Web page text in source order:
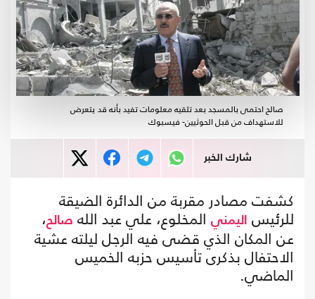
صالح احتمى بالمسجد بعد تلقيه معلومات تفيد بأنه قد يتعرض
للاستهداف من قبل الحوثيين- فيسبوك
شارك الخبر
كشفت مصادر مقربة من الدائرة الضيقة
للرئيس اليمني المخلوع، علي عبد الله صالح،
عن المكان الذي قضى فيه الرجل ليلته عشية
الاحتفال بذكرى تأسيس حزبه الخميس
الماضي.